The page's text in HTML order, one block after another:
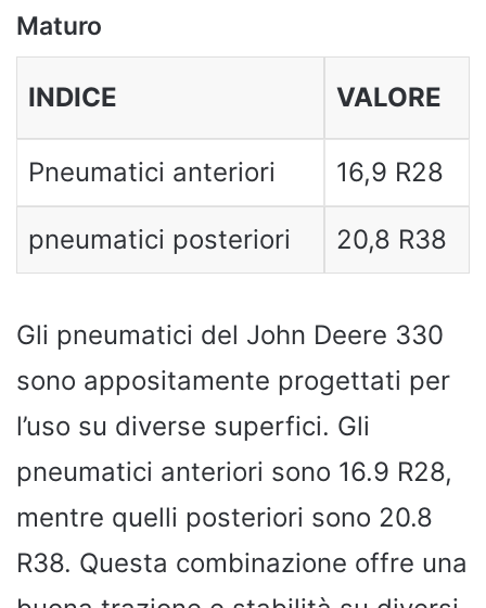
Maturo
INDICE VALORE
Pneumatici anteriori 16,9 R28
pneumatici posteriori 20,8 R38
Gli pneumatici del John Deere 330
sono appositamente progettati per
l’uso su diverse superfici. Gli
pneumatici anteriori sono 16.9 R28,
mentre quelli posteriori sono 20.8
R38. Questa combinazione offre una